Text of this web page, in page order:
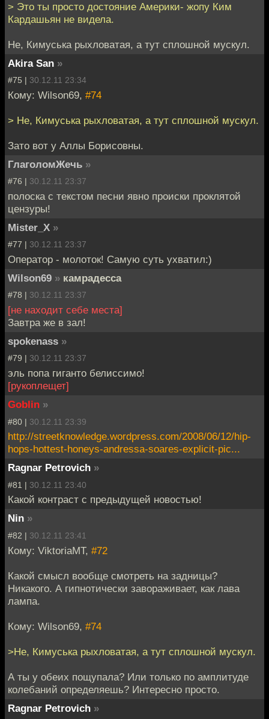
> Это ты просто достояние Америки- жопу Ким
Кардашьян не видела.
Не, Кимуська рыхловатая, а тут сплошной мускул.
Akira San »
#75 | 30.12.11 23:34
Кому: Wilson69, #74
> Не, Кимуська рыхловатая, а тут сплошной мускул.
Зато вот у Аллы Борисовны.
ГлаголомЖечь »
#76 | 30.12.11 23:37
полоска с текстом песни явно происки проклятой
цензуры!
Mister_X »
#77 | 30.12.11 23:37
Оператор - молоток! Самую суть ухватил:)
Wilson69 » камрадесса
#78 | 30.12.11 23:37
[не находит себе места]
Завтра же в зал!
spokenass »
#79 | 30.12.11 23:37
эль попа гиганто белиссимо!
[рукоплещет]
Goblin »
#80 | 30.12.11 23:39
http://streetknowledge.wordpress.com/2008/06/12/hip-
hops-hottest-honeys-andressa-soares-explicit-pic...
Ragnar Petrovich »
#81 | 30.12.11 23:40
Какой контраст с предыдущей новостью!
Nin »
#82 | 30.12.11 23:41
Кому: ViktoriaMT, #72
Какой смысл вообще смотреть на задницы?
Никакого. А гипнотически завораживает, как лава
лампа.
Кому: Wilson69, #74
>Не, Кимуська рыхловатая, а тут сплошной мускул.
А ты у обеих пощупала? Или только по амплитуде
колебаний определяешь? Интересно просто.
Ragnar Petrovich »